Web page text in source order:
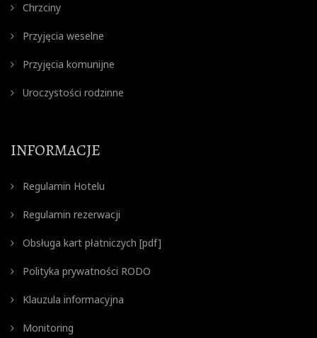
Chrzciny
Przyjęcia weselne
Przyjęcia komunijne
Uroczystości rodzinne
INFORMACJE
Regulamin Hotelu
Regulamin rezerwacji
Obsługa kart płatniczych [pdf]
Polityka prywatności RODO
Klauzula informacyjna
Monitoring